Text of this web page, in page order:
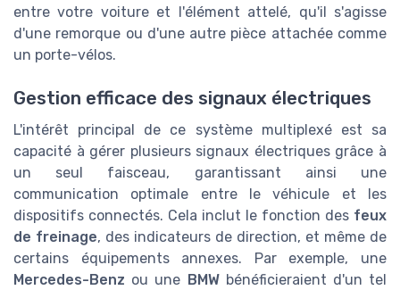
entre votre voiture et l'élément attelé, qu'il s'agisse
d'une remorque ou d'une autre pièce attachée comme
un porte-vélos.
Gestion efficace des signaux électriques
L'intérêt principal de ce système multiplexé est sa
capacité à gérer plusieurs signaux électriques grâce à
un seul faisceau, garantissant ainsi une
communication optimale entre le véhicule et les
dispositifs connectés. Cela inclut le fonction des feux
de freinage, des indicateurs de direction, et même de
certains équipements annexes. Par exemple, une
Mercedes-Benz ou une BMWbénéficieraient d'un tel